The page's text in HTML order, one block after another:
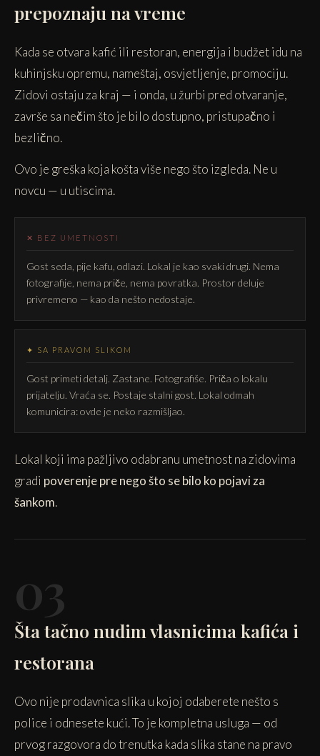
prepoznaju na vreme
Kada se otvara kafić ili restoran, energija i budžet idu na
kuhinjsku opremu, nameštaj, osvjetljenje, promociju.
Zidovi ostaju za kraj — i onda, u žurbi pred otvaranje,
završe sa nečim što je bilo dostupno, pristupačno i
bezlično.
Ovo je greška koja košta više nego što izgleda. Ne u
novcu — u utiscima.
✕ BEZ UMETNOSTI
Gost seda, pije kafu, odlazi. Lokal je kao svaki drugi. Nema
fotografije, nema priče, nema povratka. Prostor deluje
privremeno — kao da nešto nedostaje.
✦ SA PRAVOM SLIKOM
Gost primeti detalj. Zastane. Fotografiše. Priča o lokalu
prijatelju. Vraća se. Postaje stalni gost. Lokal odmah
komunicira: ovde je neko razmišljao.
Lokal koji ima pažljivo odabranu umetnost na zidovima
gradi poverenje pre nego što se bilo ko pojavi za
šankom.
03
Šta tačno nudim vlasnicima kafića i
restorana
Ovo nije prodavnica slika u kojoj odaberete nešto s
police i odnesete kući. To je kompletna usluga — od
prvog razgovora do trenutka kada slika stane na pravo